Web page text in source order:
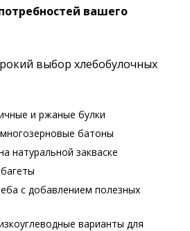
вашего
выбор хлебобулочных
и ржаные булки
батоны
натуральной закваске
с добавлением полезных
варианты для